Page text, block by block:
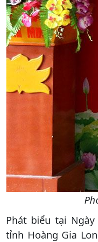
Phát biểu tại
tỉnh Hoàng Gia